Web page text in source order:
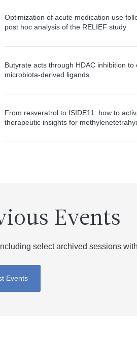
Optimization of acute medication use
post hoc analysis of the RELIEF study
Butyrate acts through HDAC inhibition
microbiota-derived ligands
From resveratrol to ISIDE11: how to
therapeutic insights for
Events
select archived sessions
Events